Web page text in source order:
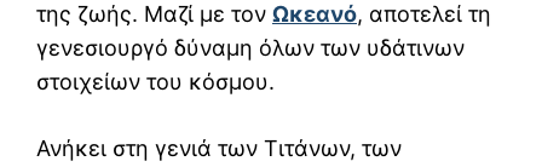
της ζωής. Μαζί με τον Ωκεανό, αποτελεί τη
γενεσιουργό δύναμη όλων των υδάτινων
στοιχείων του κόσμου.
Ανήκει στη γενιά των Τιτάνων, των